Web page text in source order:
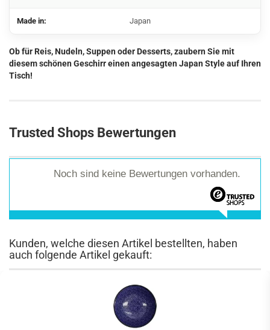
Made in: Japan
Ob für Reis, Nudeln, Suppen oder Desserts, zaubern Sie mit
diesem schönen Geschirr einen angesagten Japan Style auf Ihren
Tisch!
Trusted Shops Bewertungen
Noch sind keine Bewertungen vorhanden.
Kunden, welche diesen Artikel bestellten, haben
auch folgende Artikel gekauft: